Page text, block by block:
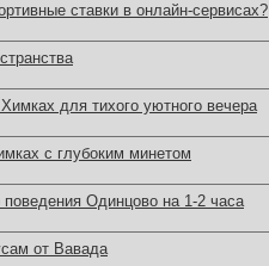
ставки в онлайн-сервисах?
для тихого уютного вечера
с глубоким минетом
поведения Одинцово на 1-2 часа
от Вавада